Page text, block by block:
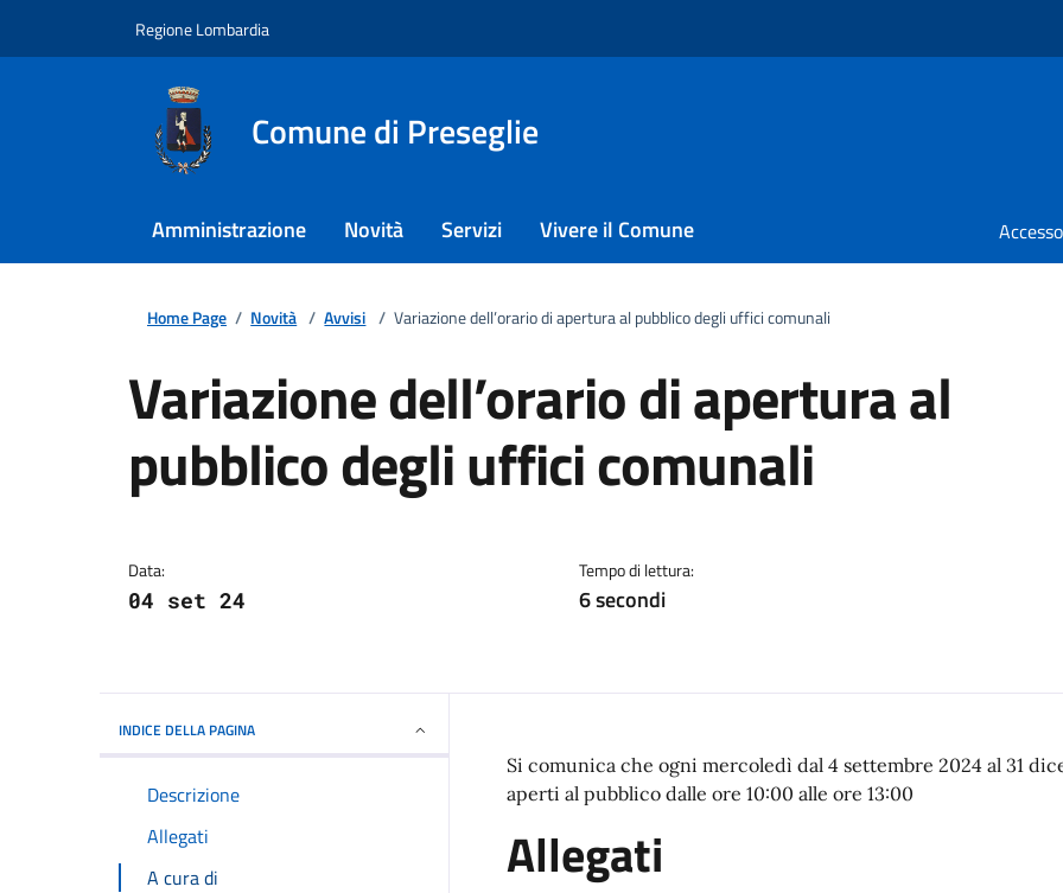
Regione Lombardia
Comune di Preseglie
Amministrazione Novità Servizi Vivere il Comune
Home Page / Novità / Avvisi / Variazione dell’orario di apertura al pubblico degli uffici comunali
Variazione dell’orario di apertura al
pubblico degli uffici comunali
Data:
04 set 24
Tempo di lettura:
6 secondi
INDICE DELLA PAGINA
Descrizione
Allegati
A cura di
Si comunica che ogni mercoledì dal 4 settembre 2024 al 31
aperti al pubblico dalle ore 10:00 alle ore 13:00
Allegati